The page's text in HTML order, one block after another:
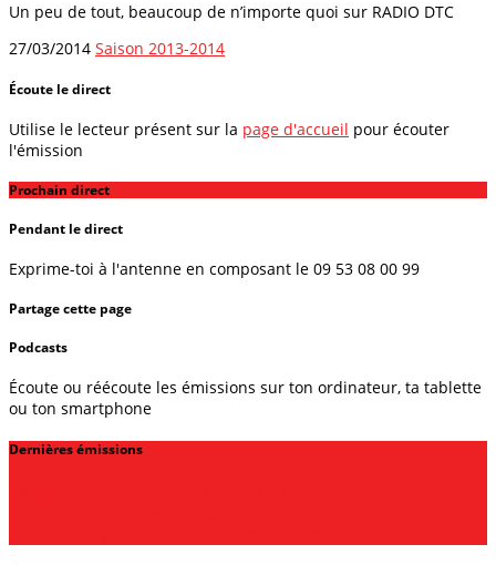
Un peu de tout, beaucoup de n’importe quoi sur RADIO DTC
27/03/2014 Saison 2013-2014
Écoute le direct
Utilise le lecteur présent sur la page d'accueil pour écouter
l'émission
Prochain direct
Pendant le direct
Exprime-toi à l'antenne en composant le 09 53 08 00 99
Partage cette page
Podcasts
Écoute ou réécoute les émissions sur ton ordinateur, ta tablette
ou ton smartphone
Dernières émissions